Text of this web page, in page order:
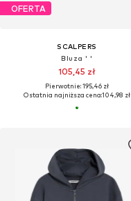
OFERTA
SCALPERS
Bluza ' '
105,45 zł
Pierwotnie: 195,46 zł
Ostatnia najniższa cena:104,98 zł